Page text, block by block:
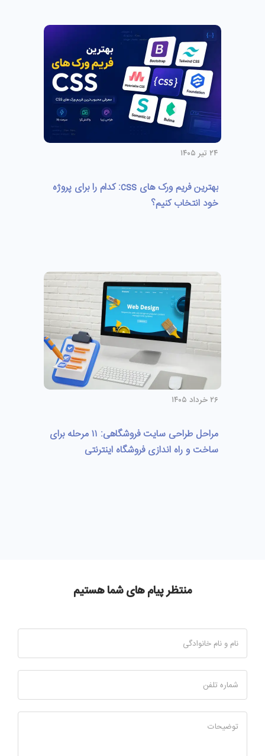
۲۴ تیر ۱۴۰۵
بهترین فریم ورک های css: کدام را برای پروژه
خود انتخاب کنیم؟
۲۶ خرداد ۱۴۰۵
مراحل طراحی سایت فروشگاهی: ۱۱ مرحله برای
ساخت و راه اندازی فروشگاه اینترنتی
منتظر پیام های شما هستیم
نام و نام خانوادگی
شماره تلفن
توضیحات